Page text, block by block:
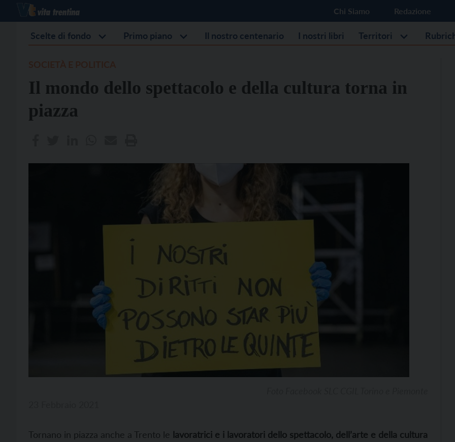
Chi Siamo Redazione
Scelte di fondo Primo piano Il nostro centenario I nostri libri Territori
Il mondo dello spettacolo e della cultura torna in
piazza
Tornano in piazza anche a Trento le lavoratrici e i lavoratori dello spettacolo, dell’arte e della cultura